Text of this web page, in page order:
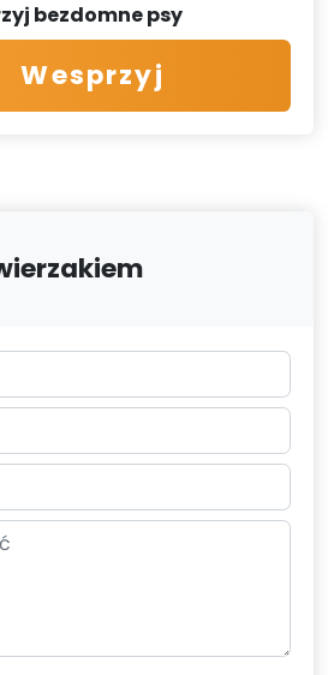
bezdomne psy
Wesprzyj